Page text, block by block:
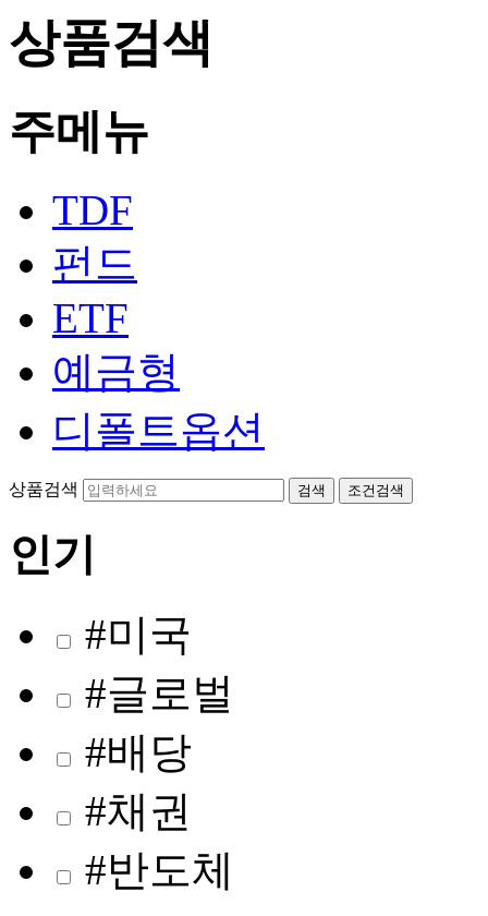
상품검색
주메뉴
TDF
펀드
ETF
예금형
디폴트옵션
상품검색 검색 조건검색
인기
#미국
#글로벌
#배당
#채권
#반도체